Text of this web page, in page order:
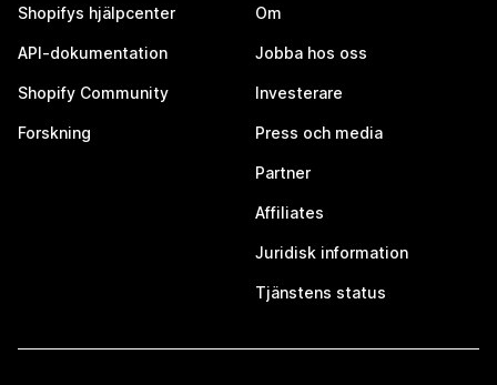
Shopifys hjälpcenter
API-dokumentation
Shopify Community
Forskning
Om
Jobba hos oss
Investerare
Press och media
Partner
Affiliates
Juridisk information
Tjänstens status